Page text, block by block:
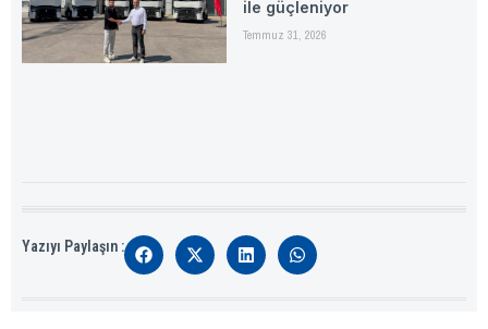
ile güçleniyor
Temmuz 31, 2026
Yazıyı Paylaşın :